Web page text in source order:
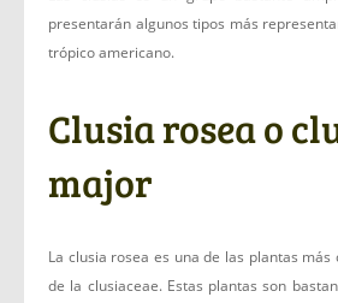
presentarán algunos tipos más
trópico americano.
Clusia rosea o
major
La clusia rosea es una de las plantas
de la clusiaceae. Estas plantas son